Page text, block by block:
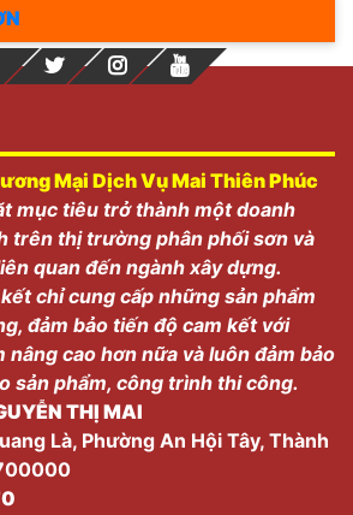
Mại Dịch Vụ Mai Thiên Phúc
mục tiêu trở thành một doanh
trên thị trường phân phối sơn và
quan đến ngành xây dựng.
chỉ cung cấp những sản phẩm
đảm bảo tiến độ cam kết với
nâng cao hơn nữa và luôn đảm bảo
sản phẩm, công trình thi công.
THỊ MAI
Là, Phường An Hội Tây, Thành